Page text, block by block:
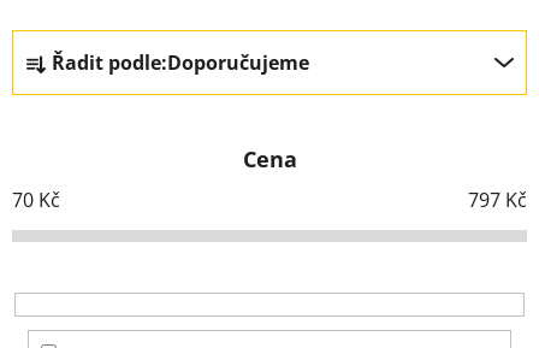
Ř
a
z
í
p
o
d
Řadit podle:Doporučujeme
Cena
70 Kč 797 Kč